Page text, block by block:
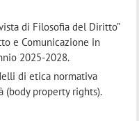
di Filosofia del Diritto”
e Comunicazione in
2025-2028.
di etica normativa
property rights).